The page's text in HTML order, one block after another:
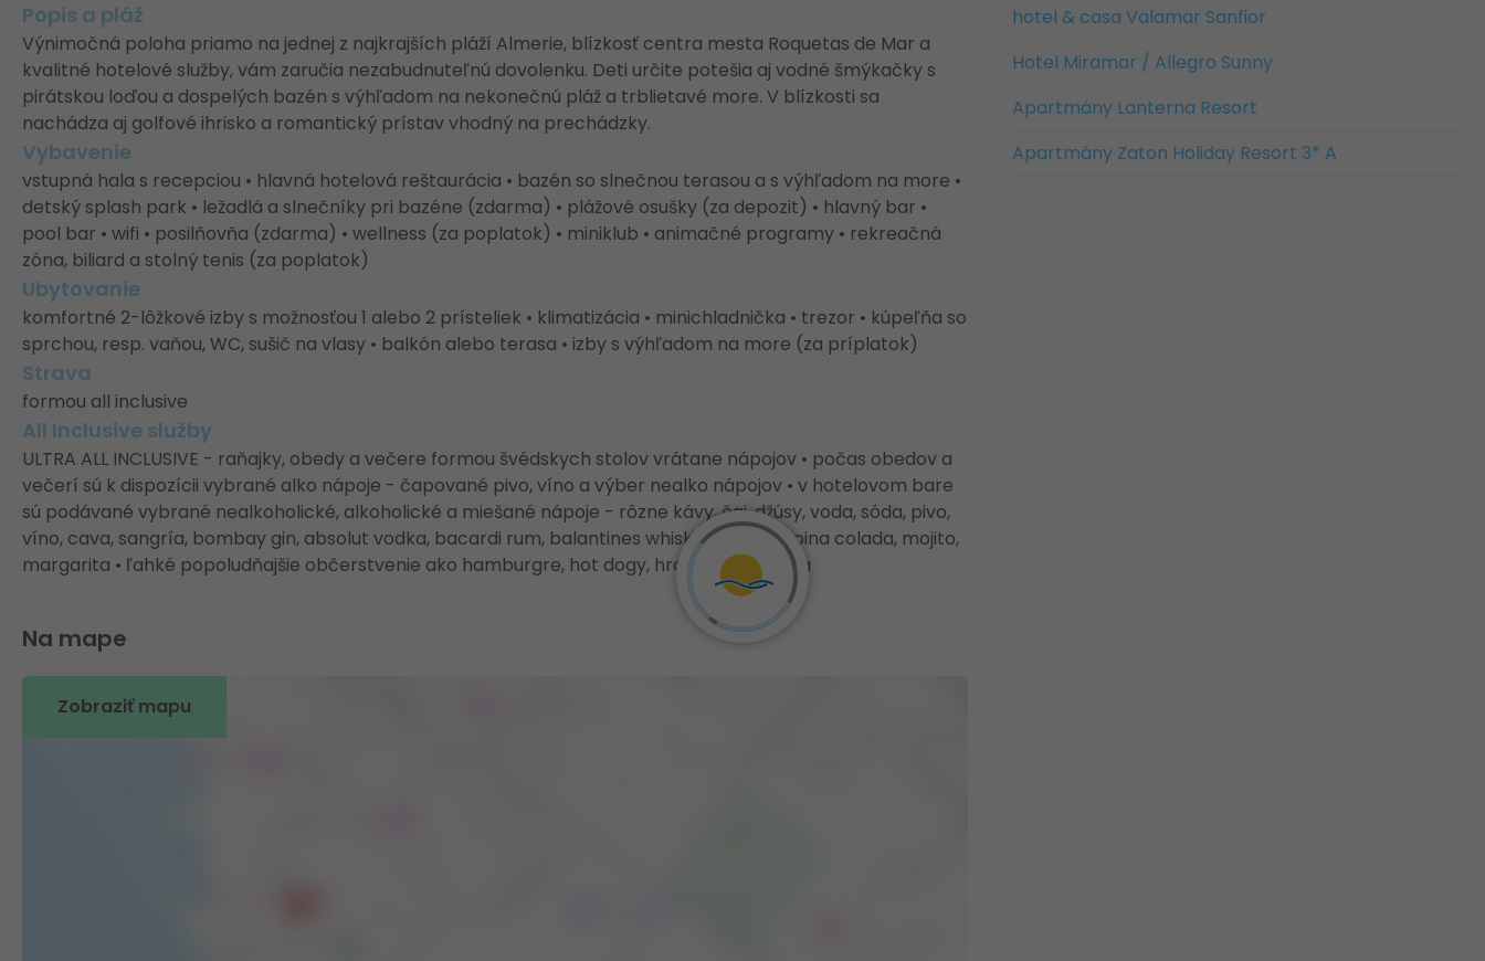
Popis a pláž
Výnimočná poloha priamo na jednej z najkrajších pláží Almerie, blízkosť centra mesta Roquetas de Mar a
kvalitné hotelové služby, vám zaručia nezabudnuteľnú dovolenku. Deti určite potešia aj vodné šmýkačky s
pirátskou loďou a dospelých bazén s výhľadom na nekonečnú pláž a trblietavé more. V blízkosti sa
nachádza aj golfové ihrisko a romantický prístav vhodný na prechádzky.
Vybavenie
vstupná hala s recepciou • hlavná hotelová reštaurácia • bazén so slnečnou terasou a s výhľadom na more •
detský splash park • ležadlá a slnečníky pri bazéne (zdarma) • plážové osušky (za depozit) • hlavný bar •
pool bar • wifi • posilňovňa (zdarma) • wellness (za poplatok) • miniklub • animačné programy • rekreačná
zóna, biliard a stolný tenis (za poplatok)
Ubytovanie
komfortné 2-lôžkové izby s možnosťou 1 alebo 2 prísteliek • klimatizácia • minichladnička • trezor • kúpeľňa so
sprchou, resp. vaňou, WC, sušič na vlasy • balkón alebo terasa • izby s výhľadom na more (za príplatok)
Strava
formou all inclusive
All Inclusive služby
ULTRA ALL INCLUSIVE - raňajky, obedy a večere formou švédskych stolov vrátane nápojov • počas obedov a
večerí sú k dispozícii vybrané alko nápoje - čapované pivo, víno a výber nealko nápojov • v hotelovom bare
sú podávané vybrané nealkoholické, alkoholické a miešané nápoje - rôzne kávy, čaj, džúsy, voda, sóda, pivo,
víno, cava, sangría, bombay gin, absolut vodka, bacardi rum, balantines whisky, campari, pina colada, mojito,
margarita • ľahké popoludňajšie občerstvenie ako hamburgre, hot dogy, hranolky, zmrzlina
Na mape
Zobraziť mapu
hotel & casa Valamar Sanfior
Hotel Miramar / Allegro Sunny
Apartmány Lanterna Resort
Apartmány Zaton Holiday Resort 3* A